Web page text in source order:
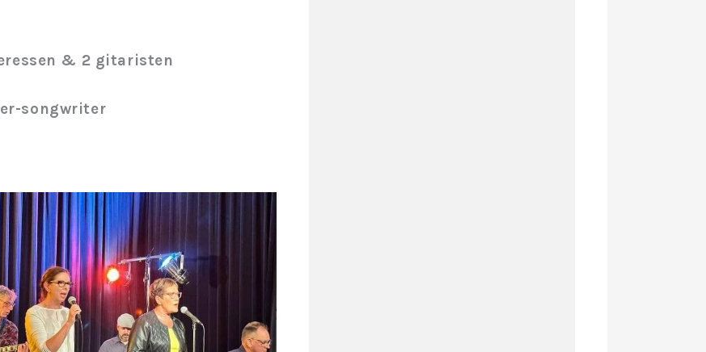
& 2 gitaristen
songwriter